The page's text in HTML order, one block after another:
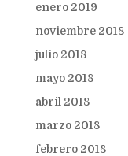
enero 2019
noviembre 2018
julio 2018
mayo 2018
abril 2018
marzo 2018
febrero 2018